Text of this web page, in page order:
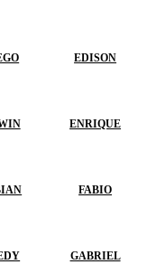
EDISON
ENRIQUE
FABIO
GABRIEL